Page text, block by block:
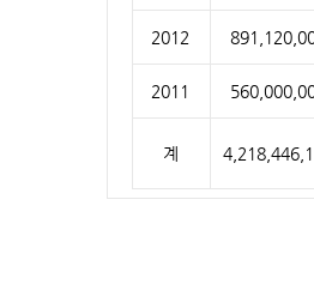
2012
2011
계